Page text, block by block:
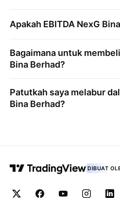
Apakah EBITDA NexG
Bagaimana untuk
Bina Berhad?
Patutkah saya melabur
Bina Berhad?
DIBUAT